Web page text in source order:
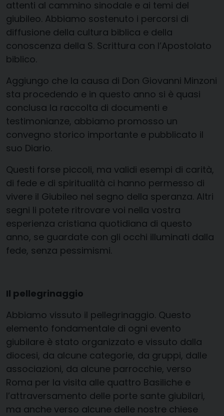
attenti al cammino sinodale e ai temi del
giubileo. Abbiamo sostenuto i percorsi di
diffusione della cultura biblica e della
conoscenza della S. Scrittura con l’Apostolato
biblico.
Aggiungo che la causa di Don Giovanni Minzoni
sta procedendo e in questo anno si è quasi
conclusa la raccolta di documenti e
testimonianze, abbiamo promosso un
convegno storico importante e pubblicato il
suo Diario.
Questi forse piccoli, ma validi esempi di carità,
di fede e di spiritualità ci hanno permesso di
vivere il Giubileo nel segno della speranza. Altri
segni li potete ritrovare voi nella vostra
esperienza cristiana quotidiana di questo
anno, se guardate con gli occhi illuminati dalla
fede, senza pessimismi.
Il pellegrinaggio
Abbiamo vissuto il pellegrinaggio. Questo
elemento fondamentale di ogni evento
giubilare è stato organizzato e vissuto dalla
diocesi, da alcune categorie, da gruppi, dalle
associazioni, da alcune parrocchie, verso
Roma per la visita alle quattro Basiliche e
l’attraversamento delle porte sante giubilari,
ma anche verso alcune delle nostre chiese